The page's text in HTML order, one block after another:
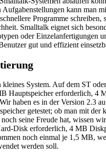
Aufgabenstellungen kann man
Programme schreiben,
Smalltalk eignet sich
oder Einzelanfertigungen
gut und effizient
kleines System. Auf dem ST
Hauptspeicher erforderlich, 4
haben es in der Version 2.3
getestet; ob man mit der
seine Freude hat, wissen
Disk erforderlich, 4 MB
noch einmal je 1,5 MB,
werden soll.